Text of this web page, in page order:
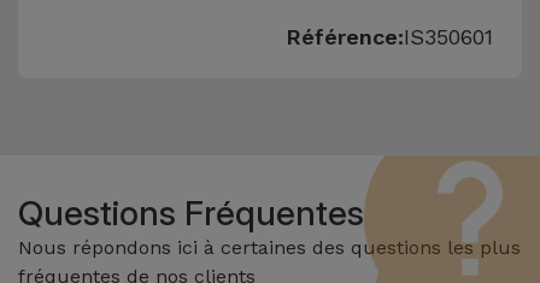
Référence:IS350601
Questions Fréquentes
Nous répondons ici à certaines des questions les plus
fréquentes de nos clients